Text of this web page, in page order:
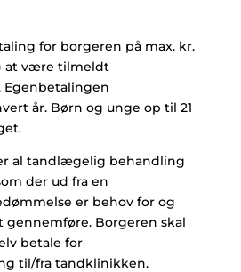
for borgeren på max. kr.
at være tilmeldt
Egenbetalingen
år. Børn og unge op til 21
al tandlægelig behandling
der ud fra en
er behov for og
gennemføre. Borgeren skal
betale for
til/fra tandklinikken.